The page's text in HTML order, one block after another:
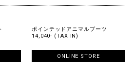
ポインテッドアニマルブーツ
14,040- (TAX IN)
ONLINE STORE